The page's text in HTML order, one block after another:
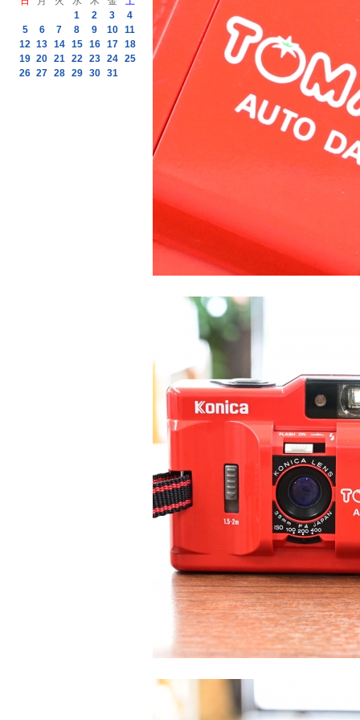
1
2 3
4
5
6 7 8 9 10
11
12 13 14 15 16 17 18
19 20 21 22 23 24 25
26 27 28 29 30 31